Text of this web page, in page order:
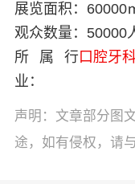
展览面积： 60000
观众数量： 50000
所属行
业：
口腔牙
声明：文章部分图
途，如有侵权，请